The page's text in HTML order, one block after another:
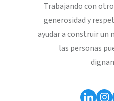
Trabajando con
generosidad y
ayudar a construir un
las personas